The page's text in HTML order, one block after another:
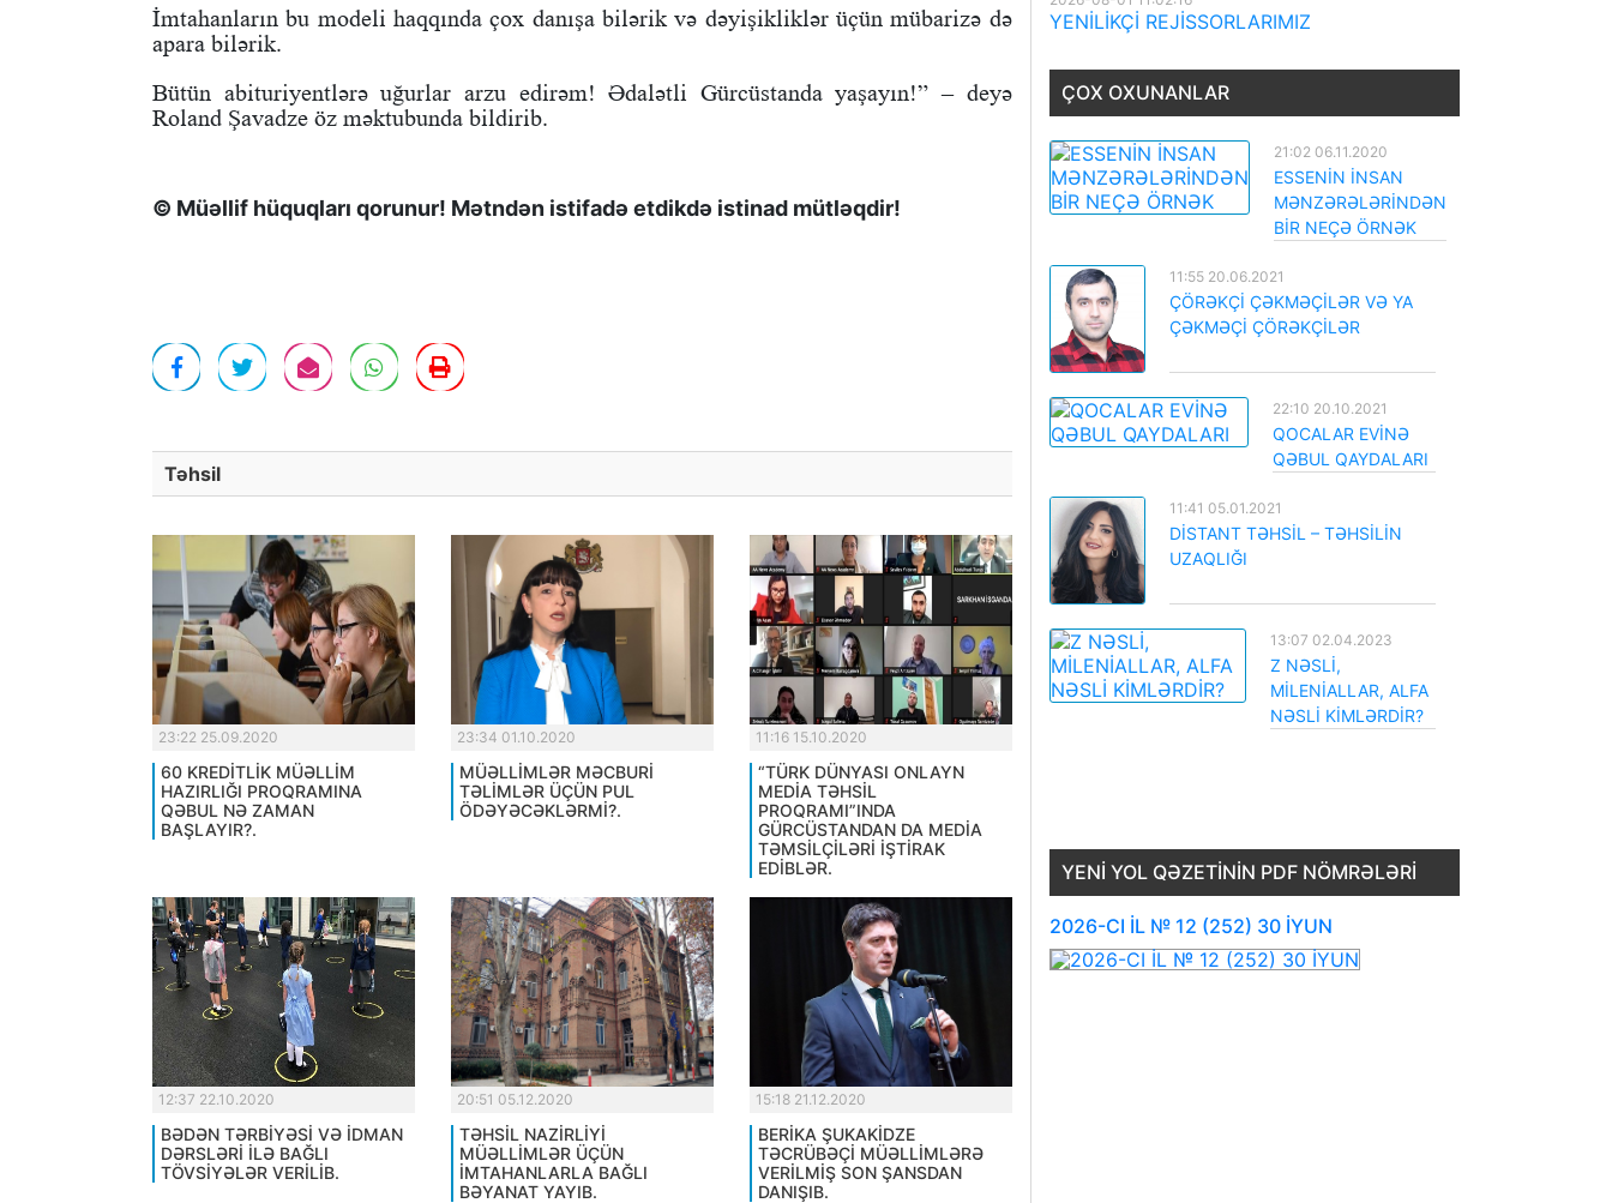
İmtahanların bu modeli haqqında çox danışa bilərik və dəyişikliklər üçün mübarizə də
apara bilərik.
Bütün abituriyentlərə uğurlar arzu edirəm! Ədalətli Gürcüstanda yaşayın!” – deyə
Roland Şavadze öz məktubunda bildirib.
© Müəllif hüquqları qorunur! Mətndən istifadə etdikdə istinad mütləqdir!
Təhsil
23:22 25.09.2020
60 KREDİTLİK MÜƏLLİM
HAZIRLIĞI PROQRAMINA
QƏBUL NƏ ZAMAN
BAŞLAYIR?.
23:34 01.10.2020
MÜƏLLİMLƏR MƏCBURİ
TƏLİMLƏR ÜÇÜN PUL
ÖDƏYƏCƏKLƏRMİ?.
11:16 15.10.2020
“TÜRK DÜNYASI ONLAYN
MEDİA TƏHSİL
PROQRAMI”INDA
GÜRCÜSTANDAN DA MEDİA
TƏMSİLÇİLƏRİ İŞTİRAK
EDİBLƏR.
12:37 22.10.2020
BƏDƏN TƏRBİYƏSİ VƏ İDMAN
DƏRSLƏRİ İLƏ BAĞLI
TÖVSİYƏLƏR VERİLİB.
20:51 05.12.2020
TƏHSİL NAZİRLİYİ
MÜƏLLİMLƏR ÜÇÜN
İMTAHANLARLA BAĞLI
BƏYANAT YAYIB.
15:18 21.12.2020
BERİKA ŞUKAKİDZE
TƏCRÜBƏÇİ MÜƏLLİMLƏRƏ
VERİLMİŞ SON ŞANSDAN
DANIŞIB.
YENİLİKÇİ REJİSSORLARIMIZ
ÇOX OXUNANLAR
21:02 06.11.2020
ESSENİN İNSAN
MƏNZƏRƏLƏRİNDƏN
BİR NEÇƏ ÖRNƏK
11:55 20.06.2021
ÇÖRƏKÇİ ÇƏKMƏÇİLƏR VƏ YA
ÇƏKMƏÇİ ÇÖRƏKÇİLƏR
22:10 20.10.2021
QOCALAR EVİNƏ
QƏBUL QAYDALARI
11:41 05.01.2021
DİSTANT TƏHSİL – TƏHSİLİN
UZAQLIĞI
13:07 02.04.2023
Z NƏSLİ,
MİLENİALLAR, ALFA
NƏSLİ KİMLƏRDİR?
YENI YOL QƏZETININ PDF NÖMRƏLƏRI
2026-CI İL № 12 (252) 30 İYUN